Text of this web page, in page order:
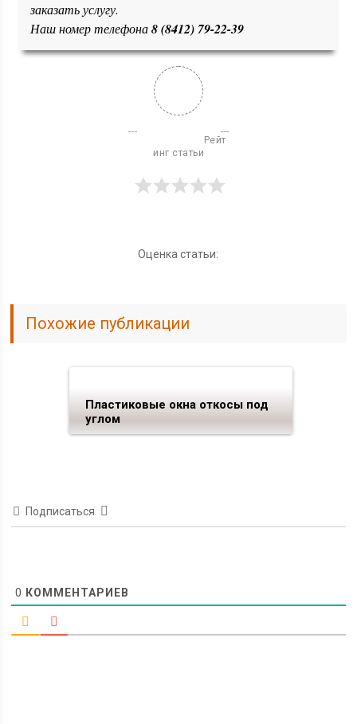
заказать услугу.
Наш номер телефона8 (8412) 79-22-39
инг статьи
Оценка статьи:
Похожие публикации
Пластиковые окна откосы под
углом
Подписаться
0 КОММЕНТАРИЕВ